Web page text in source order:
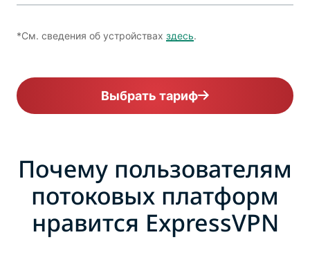
*См. сведения об устройствах здесь.
Выбрать тариф
Почему пользователям
потоковых платформ
нравится ExpressVPN